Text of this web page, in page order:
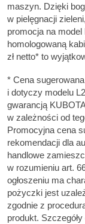
maszyn. Dzięki
w pielęgnacji
promocja na
homologowaną
zł netto* to
* Cena
i dotyczy modelu
gwarancją
w zależności od
Promocyjna cena
rekomendacji dla
handlowe
w rozumieniu art.
ogłoszeniu ma
pożyczki jest
zgodnie z
produkt.